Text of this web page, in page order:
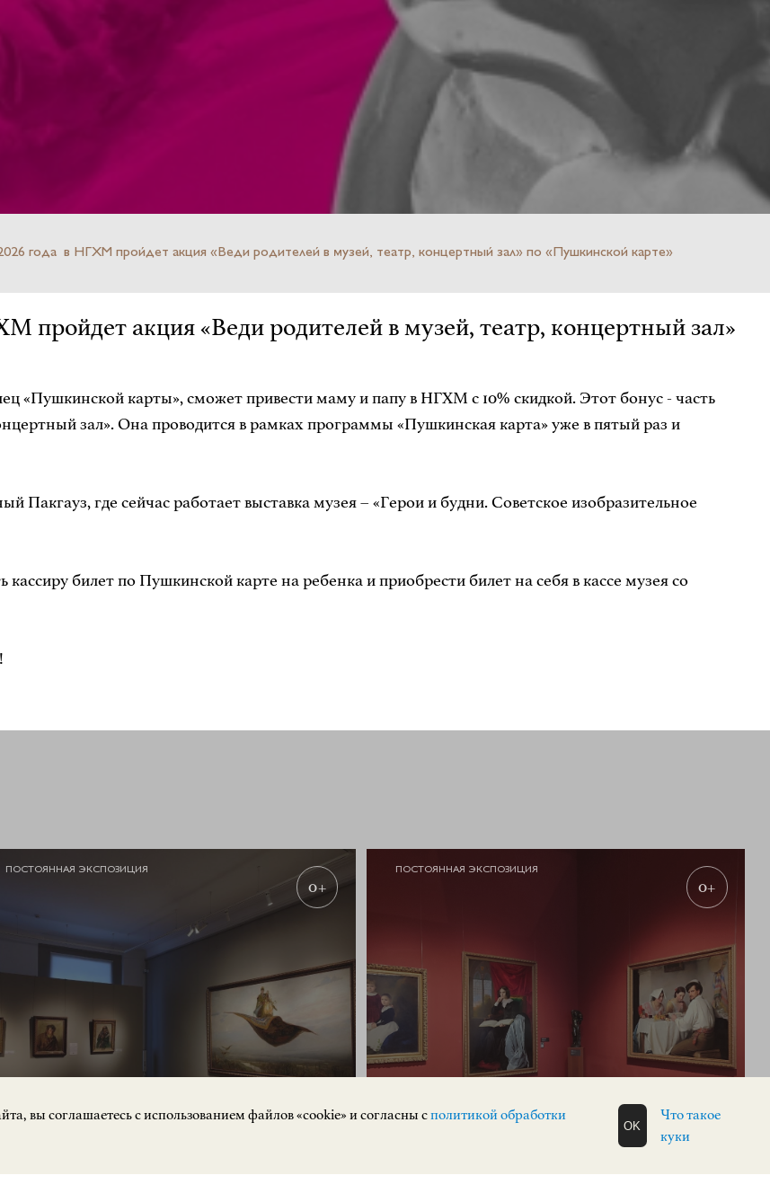
года в НГХМ пройдет акция «Веди родителей в музей, театр, концертный зал» по «Пушкинской карте»
пройдет акция «Веди родителей в музей, театр, концертный зал»
«Пушкинской карты», сможет привести маму и папу в НГХМ с 10% скидкой. Этот бонус - часть
зал». Она проводится в рамках программы «Пушкинская карта» уже в пятый раз и
Пакгауз, где сейчас работает выставка музея – «Герои и будни. Советское изобразительное
билет по Пушкинской карте на ребенка и приобрести билет на себя в кассе музея со
ПОСТОЯННАЯ ЭКСПОЗИЦИЯ
0+
Экспозиция «Русское искусство»
КУПИТЬ БИЛЕТ
ПОСТОЯННАЯ ЭКСПОЗИЦИЯ
0+
НА ЭКСКУРСИЮ
вы соглашаетесь с использованием файлов «cookie» и согласны сполитикой обработки
OK
Что такое
куки